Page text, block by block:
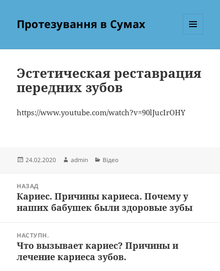
Протезування в Сумах
Эстетическая реставрация
передних зубов
https://www.youtube.com/watch?v=90lJucIrOHY
Опубліковано
24.02.2020 Автор
admin Категорії
Відео
записівНАЗАД
Попередній
запис:
Кариес. Причины кариеса. Почему у
наших бабушек были здоровые зубы
НАСТУПН.
Наступний
запис:
Что вызывает кариес? Причины и
лечение кариеса зубов.